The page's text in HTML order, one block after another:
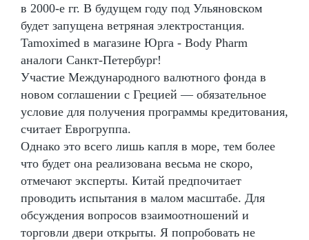
в 2000-е гг. В будущем году под Ульяновском
будет запущена ветряная электростанция.
Tamoximed в магазине Юрга - Body Pharm
аналоги Санкт-Петербург!
Участие Международного валютного фонда в
новом соглашении с Грецией — обязательное
условие для получения программы кредитования,
считает Еврогруппа.
Однако это всего лишь капля в море, тем более
что будет она реализована весьма не скоро,
отмечают эксперты. Китай предпочитает
проводить испытания в малом масштабе. Для
обсуждения вопросов взаимоотношений и
торговли двери открыты. Я попробовать не